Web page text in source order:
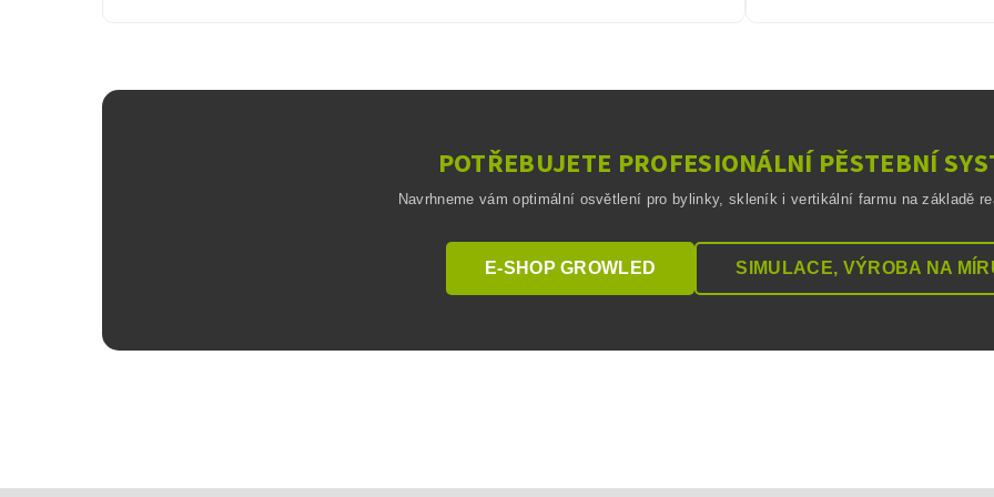
POTŘEBUJETE PROFESIONÁLNÍ PĚSTEBNÍ
Navrhneme vám optimální osvětlení pro bylinky, skleník i vertikální farmu na základě
E-SHOP GROWLED SIMULACE, VÝROBA NA